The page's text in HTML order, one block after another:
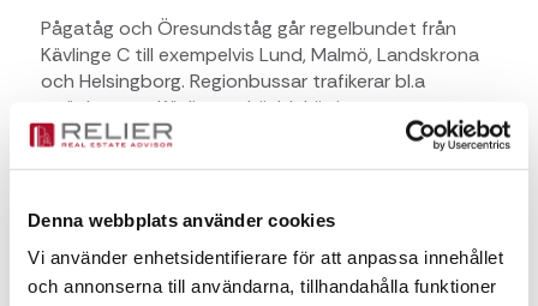
Denna webbplats använder cookies
Vi använder enhetsidentifierare för att anpassa innehållet
och annonserna till användarna, tillhandahålla funktioner
Pågatåg och Öresundståg går regelbundet från
Kävlinge C till exempelvis Lund, Malmö, Landskrona
och Helsingborg. Regionbussar trafikerar bl.a
sträckorna: - Kävlinge - Löddeköpinge -
Barsebäckshamn Med bil är c:a tiderna: Lund
Kontaktperson för frågor
Fanny Pålsson